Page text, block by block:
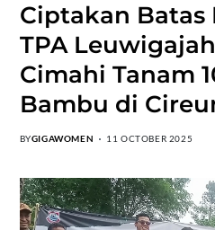
‎Ciptakan Batas
TPA
Cimahi Tanam
Bambu di
BYGIGAWOMEN 11 OCTOBER 2025